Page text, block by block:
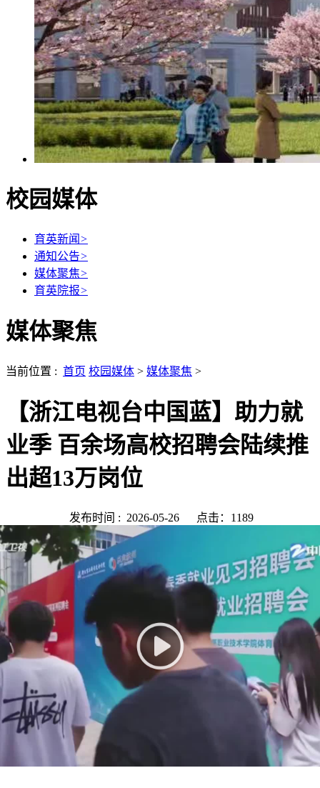
校园媒体
育英新闻 >
通知公告>
媒体聚焦>
育英院报>
媒体聚焦
当前位置 : 首页 校园媒体 > 媒体聚焦 >
【浙江电视台中国蓝】助力就
业季 百余场高校招聘会陆续推
出超13万岗位
发布时间 : 2026-05-26 点击：1189